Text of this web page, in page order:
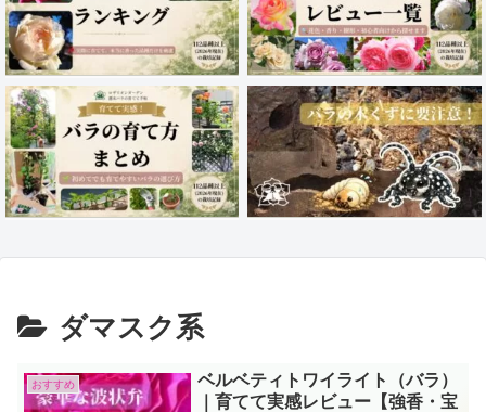
ダマスク系
おすすめ
ベルベティトワイライト（バラ）
｜育てて実感レビュー【強香・宝